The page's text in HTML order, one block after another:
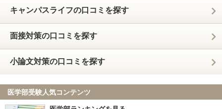
キャンパスライフの口コミを探す
面接対策の口コミを探す
小論文対策の口コミを探す
医学部受験人気コンテンツ